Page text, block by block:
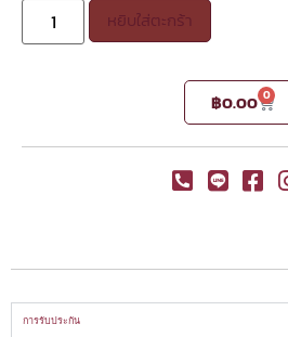
หยิบใส่ตะกร้า
฿0.00 0
การรับประกัน